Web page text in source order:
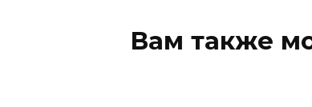
Вам также